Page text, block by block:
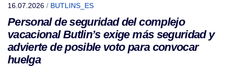
16.07.2026 / BUTLINS_ES
Personal de seguridad del complejo
vacacional Butlin’s exige más seguridad y
advierte de posible voto para convocar
huelga